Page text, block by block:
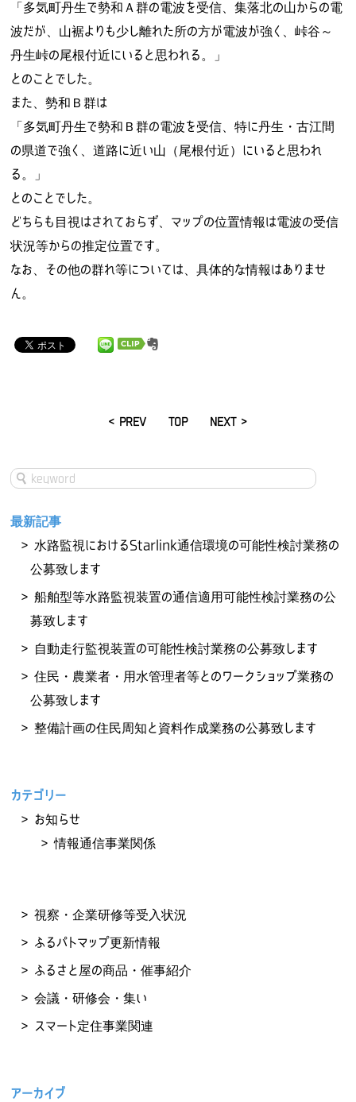
「多気町丹生で勢和Ａ群の電波を受信、集落北の山からの電
波だが、山裾よりも少し離れた所の方が電波が強く、峠谷～
丹生峠の尾根付近にいると思われる。」
とのことでした。
また、勢和Ｂ群は
「多気町丹生で勢和Ｂ群の電波を受信、特に丹生・古江間
の県道で強く、道路に近い山（尾根付近）にいると思われ
る。」
とのことでした。
どちらも目視はされておらず、マップの位置情報は電波の受信
状況等からの推定位置です。
なお、その他の群れ等については、具体的な情報はありませ
ん。
< PREV TOP NEXT >
最新記事
水路監視におけるStarlink通信環境の可能性検討業務の
公募致します
船舶型等水路監視装置の通信適用可能性検討業務の公
募致します
自動走行監視装置の可能性検討業務の公募致します
住民・農業者・用水管理者等とのワークショップ業務の
公募致します
整備計画の住民周知と資料作成業務の公募致します
カテゴリー
お知らせ
情報通信事業関係
視察・企業研修等受入状況
ふるパトマップ更新情報
ふるさと屋の商品・催事紹介
会議・研修会・集い
スマート定住事業関連
アーカイブ